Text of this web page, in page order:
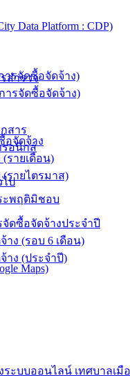
Data Platform : CDP)
สำรวจ
สาร
รอนิกส์
ไป
ะพฤติมิชอบ
Maps)
ารจัดซื้อจัดจ้าง)
รจัดซื้อจัดจ้าง)
อจัดจ้าง
รายเดือน)
รายไตรมาส)
ดซื้อจัดจ้างประจำปี
าง (รอบ 6 เดือน)
าง (ประจำปี)
ระบบออนไลน์ เทศบาลเมื